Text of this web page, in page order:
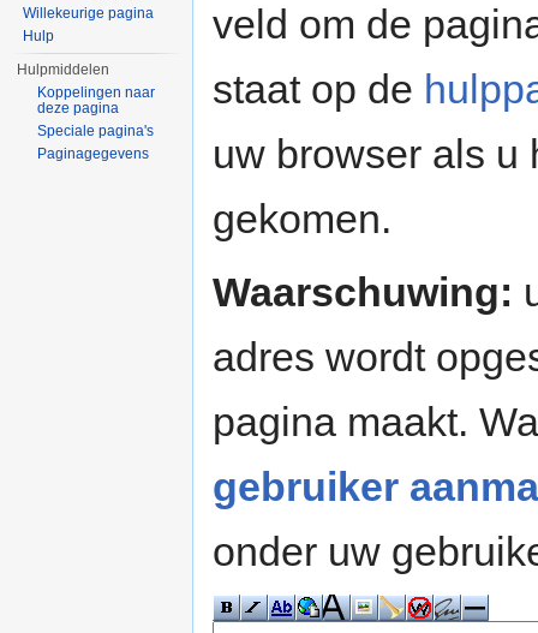
veld om de
staat op de
uw browser als u
gekomen.
Waarschuwing:
adres wordt
pagina maakt.
gebruiker
onder uw
Willekeurige pagina
Hulp
Hulpmiddelen
Koppelingen naar
deze pagina
Speciale pagina's
Paginagegevens